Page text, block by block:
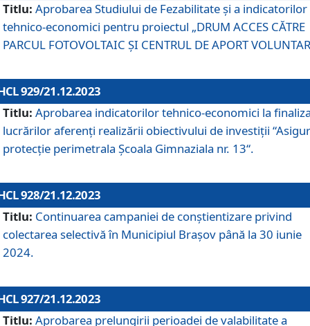
Titlu: Aprobarea Studiului de Fezabilitate și a indicatorilor
tehnico-economici pentru proiectul „DRUM ACCES CĂTRE
PARCUL FOTOVOLTAIC ȘI CENTRUL DE APORT
929/21.12.2023
Titlu: Aprobarea indicatorilor tehnico-economici la
lucrărilor aferenți realizării obiectivului de investiții
protecție perimetrala Școala Gimnaziala nr. 13“.
928/21.12.2023
Titlu: Continuarea campaniei de conștientizare privind
colectarea selectivă în Municipiul Braşov până la 30 iunie
2024.
927/21.12.2023
Titlu: Aprobarea prelungirii perioadei de valabilitate a